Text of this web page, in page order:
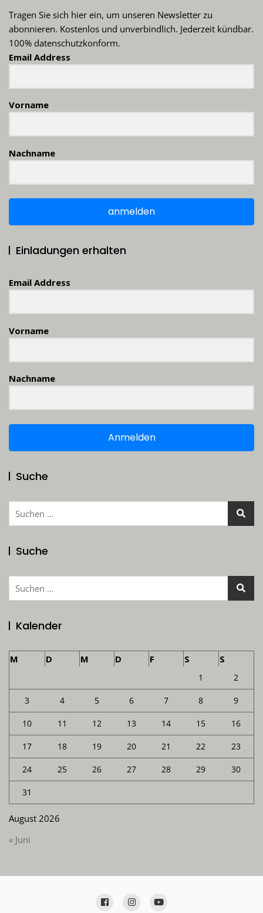
Tragen Sie sich hier ein, um unseren Newsletter zu
abonnieren. Kostenlos und unverbindlich. Jederzeit kündbar.
100% datenschutzkonform.
Email Address
Vorname
Nachname
anmelden
Einladungen erhalten
Email Address
Vorname
Nachname
Anmelden
Suche
Suchen
Suche
Suchen
Kalender
August 2026
M D M D F S S
1 2
3 4 5 6 7 8 9
10 11 12 13 14 15 16
17 18 19 20 21 22 23
24 25 26 27 28 29 30
31
« Juni